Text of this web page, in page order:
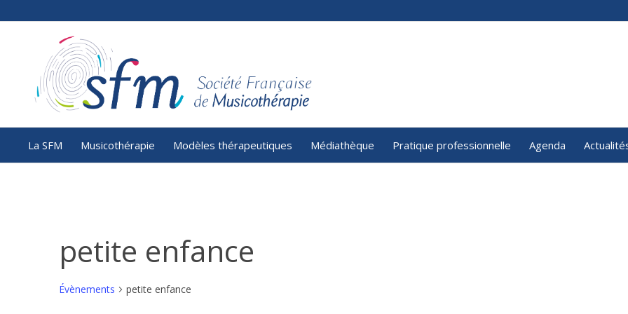
La SFM Musicothérapie Modèles thérapeutiques Médiathèque Pratique professionnelle Agenda
petite enfance
Évènements petite enfance